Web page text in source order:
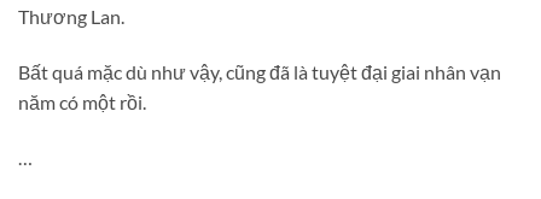
Thương Lan.
Bất quá mặc dù như vậy, cũng đã là tuyệt đại giai nhân vạn
năm có một rồi.